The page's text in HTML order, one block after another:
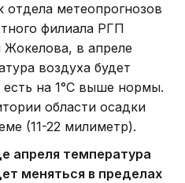
отдела метеопрогнозов
филиала РГП
в апреле
воздуха будет
есть на 1°С выше нормы.
области осадки
(11-22 милиметр).
апреля температура
меняться в пределах